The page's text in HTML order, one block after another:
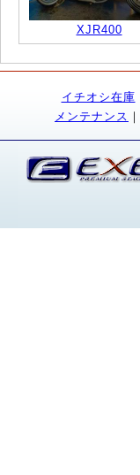
XJR400
イチオシ在庫
メンテナンス ｜